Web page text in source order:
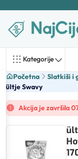
Kategorije
Početna Slatkiši i
ültje Swavy
Akcija je završila